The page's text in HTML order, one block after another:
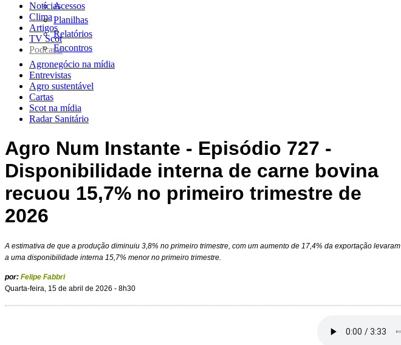
Acessos
Planilhas
Relatórios
Encontros
Notícias
Clima
Artigos
TV Scot
Podcasts
Agronegócio na mídia
Entrevistas
Agro sustentável
Cartas
Scot na mídia
Radar Sanitário
Agro Num Instante - Episódio 727 -
Disponibilidade interna de carne bovina
recuou 15,7% no primeiro trimestre de
2026
A estimativa de que a produção diminuiu 3,8% no primeiro trimestre, com um aumento de 17,4% da exportação levaram
a uma disponibilidade interna 15,7% menor no primeiro trimestre.
por: Felipe Fabbri
Quarta-feira, 15 de abril de 2026 - 8h30